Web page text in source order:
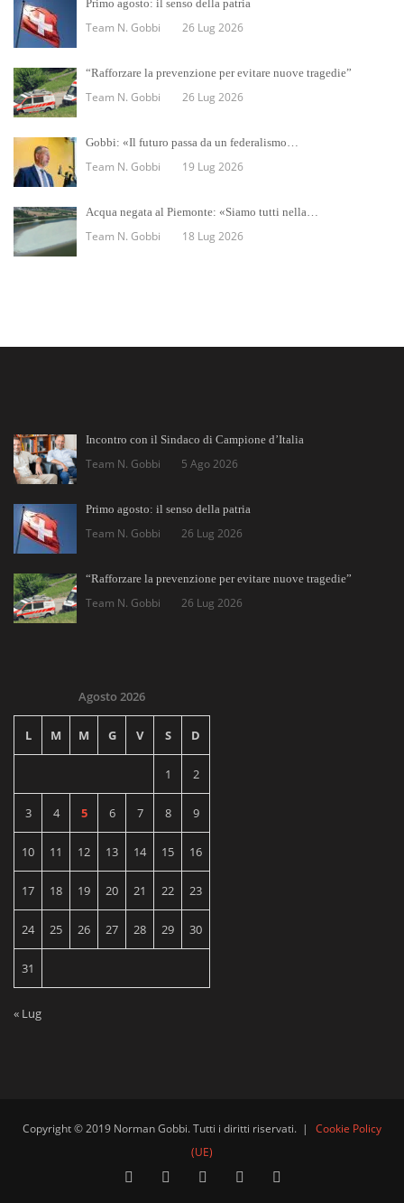
Primo agosto: il senso della patria
Team N. Gobbi 26 Lug 2026
“Rafforzare la prevenzione per evitare nuove tragedie”
Team N. Gobbi 26 Lug 2026
Gobbi: «Il futuro passa da un federalismo…
Team N. Gobbi 19 Lug 2026
Acqua negata al Piemonte: «Siamo tutti nella…
Team N. Gobbi 18 Lug 2026
Incontro con il Sindaco di Campione d’Italia
Team N. Gobbi 5 Ago 2026
Primo agosto: il senso della patria
Team N. Gobbi 26 Lug 2026
“Rafforzare la prevenzione per evitare nuove tragedie”
Team N. Gobbi 26 Lug 2026
Agosto 2026
L M M G V S D
1 2
3 4 5 6 7 8 9
10 11 12 13 14 15 16
17 18 19 20 21 22 23
24 25 26 27 28 29 30
31
« Lug
Copyright © 2019 Norman Gobbi. Tutti i diritti riservati. |
Cookie Policy
(UE)